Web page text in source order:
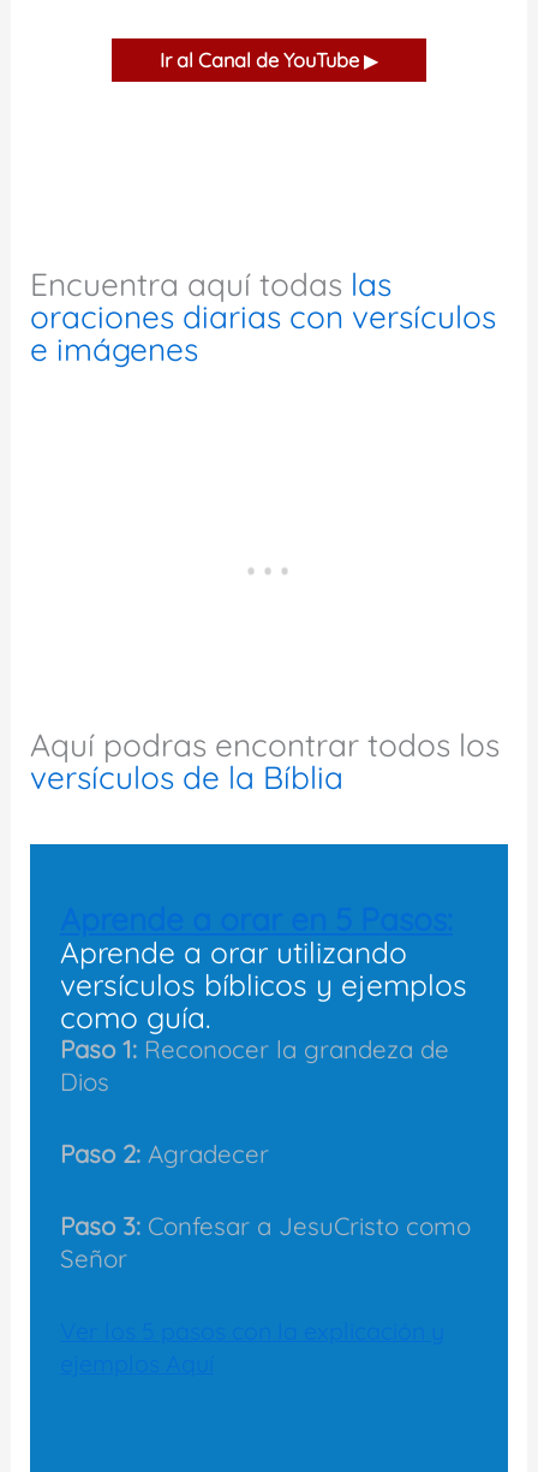
Ir al Canal de YouTube ▶
Encuentra aquí todas las
oraciones diarias con versículos
e imágenes
Aquí podras encontrar todos los
versículos de la Bíblia
Aprende a orar utilizando
versículos bíblicos y ejemplos
como guía.
Paso 1:Reconocer la grandeza de
Dios
Paso 2:Agradecer
Paso 3: Confesar a JesuCristo como
Señor